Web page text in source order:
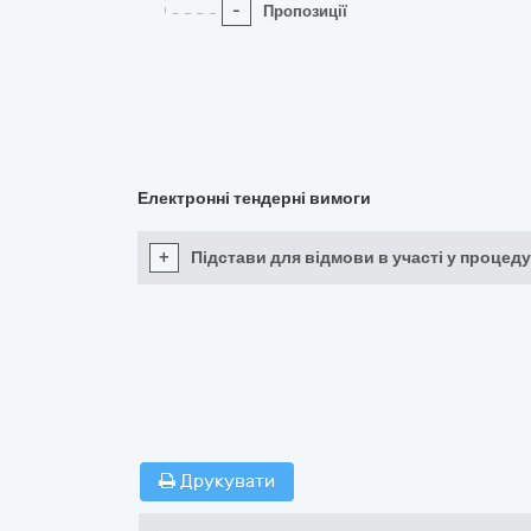
- Пропозиції
Електронні тендерні вимоги
+ Підстави для відмови в участі у
Друкувати